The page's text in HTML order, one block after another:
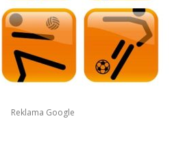
Reklama Google